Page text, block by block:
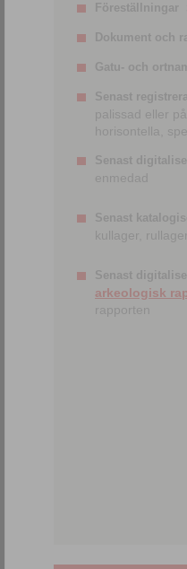
Föreställningar
Dokument och
Gatu- och
Senast
palissad eller
horisontella,
Senast
enmedad
Senast
kullager,
Senast
arkeologisk
rapporten